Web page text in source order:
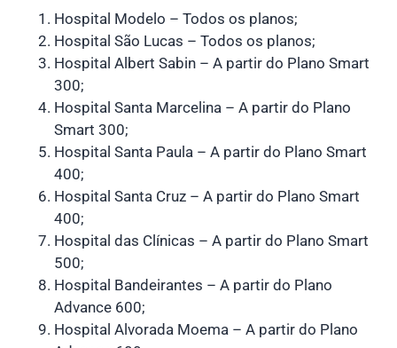
Hospital Modelo – Todos os planos;
Hospital São Lucas – Todos os planos;
Hospital Albert Sabin – A partir do Plano Smart
300;
Hospital Santa Marcelina – A partir do Plano
Smart 300;
Hospital Santa Paula – A partir do Plano Smart
400;
Hospital Santa Cruz – A partir do Plano Smart
400;
Hospital das Clínicas – A partir do Plano Smart
500;
Hospital Bandeirantes – A partir do Plano
Advance 600;
Hospital Alvorada Moema – A partir do Plano